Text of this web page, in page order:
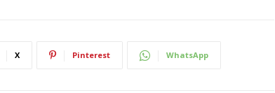
X Pinterest WhatsApp